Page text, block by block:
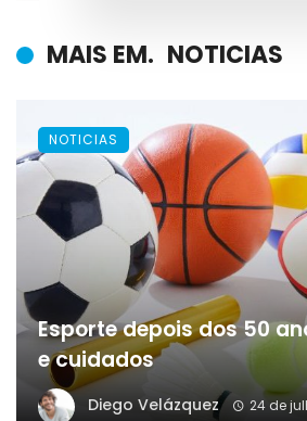
MAIS EM. NOTICIAS
Esporte depois dos 50
e cuidados
Diego Velázquez 24 de
NOTICIAS